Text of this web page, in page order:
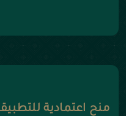
منح اعتمادية